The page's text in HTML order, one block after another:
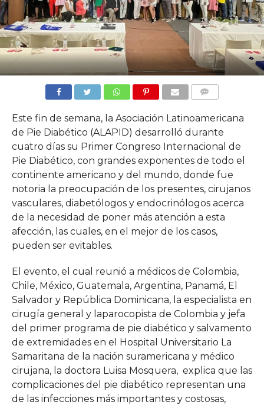
Este fin de semana, la Asociación Latinoamericana
de Pie Diabético (ALAPID) desarrolló durante
cuatro días su Primer Congreso Internacional de
Pie Diabético, con grandes exponentes de todo el
continente americano y del mundo, donde fue
notoria la preocupación de los presentes, cirujanos
vasculares, diabetólogos y endocrinólogos acerca
de la necesidad de poner más atención a esta
afección, las cuales, en el mejor de los casos,
pueden ser evitables.
El evento, el cual reunió a médicos de Colombia,
Chile, México, Guatemala, Argentina, Panamá, El
Salvador y República Dominicana, la especialista en
cirugía general y laparocopista de Colombia y jefa
del primer programa de pie diabético y salvamento
de extremidades en el Hospital Universitario La
Samaritana de la nación suramericana y médico
cirujana, la doctora Luisa Mosquera, explica que las
complicaciones del pie diabético representan una
de las infecciones más importantes y costosas,